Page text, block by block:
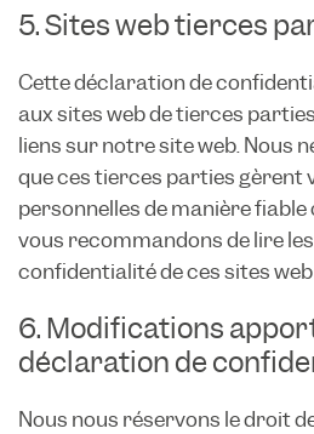
5. Sites web tierces
Cette déclaration de
aux sites web de tierces
liens sur notre site web. Nous
que ces tierces parties gèrent
personnelles de manière fiable
vous recommandons de lire
confidentialité de ces sites
6. Modifications
déclaration de
Nous nous réservons le droit